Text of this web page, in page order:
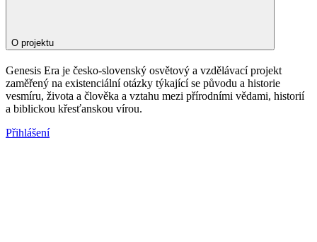
O projektu
Genesis Era je česko-slovenský osvětový a vzdělávací projekt
zaměřený na existenciální otázky týkající se původu a historie
vesmíru, života a člověka a vztahu mezi přírodními vědami, historií
a biblickou křesťanskou vírou.
Přihlášení